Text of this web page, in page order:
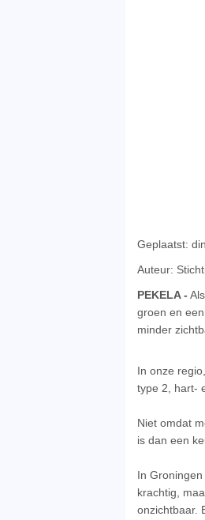
Geplaatst:
Auteur:
PEKELA -
groen en
minder
In onze
type 2, hart-
Niet omdat
is dan een
In
krachtig,
onzichtbaar.